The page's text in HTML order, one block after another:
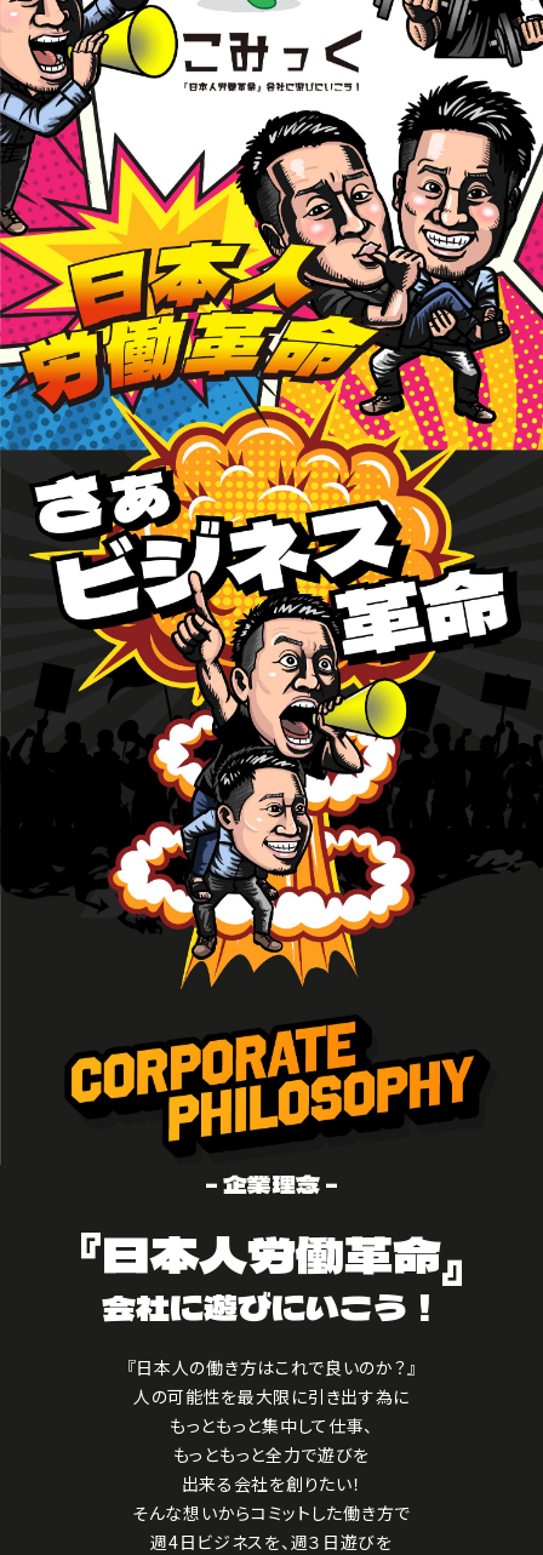
- 企業理念 -
『日本人労働革命』
会社に遊びにいこう！
『日本人の働き方はこれで良いのか？』
人の可能性を最大限に引き出す為に
もっともっと集中して仕事、
もっともっと全力で遊びを
出来る会社を創りたい！
そんな想いからコミットした働き方で
週4日ビジネスを、週３日遊びを